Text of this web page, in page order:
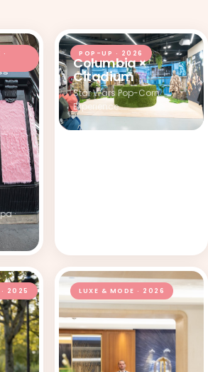
·
POP-UP · 2026
Columbia ×
Citadium
Star Wars Pop-Corn
Experience
2025 LUXE & MODE · 2026